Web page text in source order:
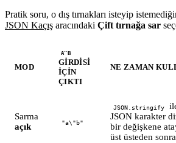
Pratik soru, o dış tırnakları isteyip
JSON Kaçış aracındaki Çift tırnağa sar
MOD
A"B
GIRDISI
IÇIN
ÇIKTI
NE ZAMAN
Sarma
açık
"a\"b"
JSON.stringify
JSON karakter
bir değişkene
üst üsteden sonra